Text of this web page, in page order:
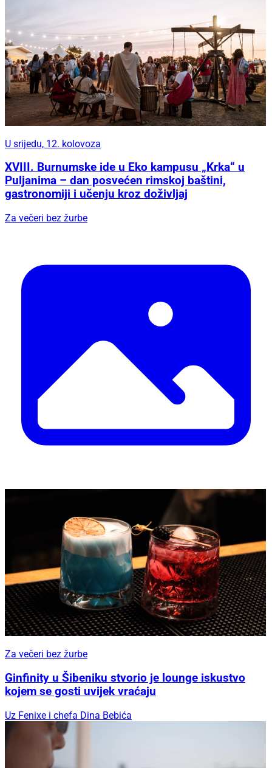
U srijedu, 12. kolovoza
XVIII. Burnumske ide u Eko kampusu „Krka“ u
Puljanima – dan posvećen rimskoj baštini,
gastronomiji i učenju kroz doživljaj
Za večeri bez žurbe
Za večeri bez žurbe
Ginfinity u Šibeniku stvorio je lounge iskustvo
kojem se gosti uvijek vraćaju
Uz Fenixe i chefa Dina Bebića